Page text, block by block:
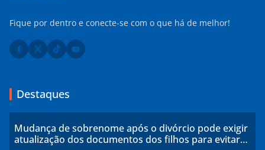
Fique por dentro e conecte-se com o que há de melhor!
Destaques
Mudança de sobrenome após o divórcio pode exigir
atualização dos documentos dos filhos para evitar